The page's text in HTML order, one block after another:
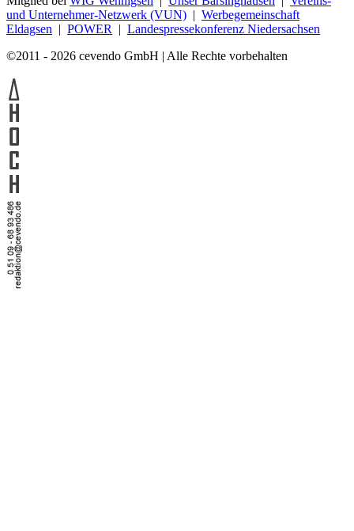
und Unternehmer-Netzwerk (VUN) | Werbegemeinschaft
Eldagsen | POWER | Landespressekonferenz Niedersachsen
©2011 - 2026 cevendo GmbH | Alle Rechte vorbehalten